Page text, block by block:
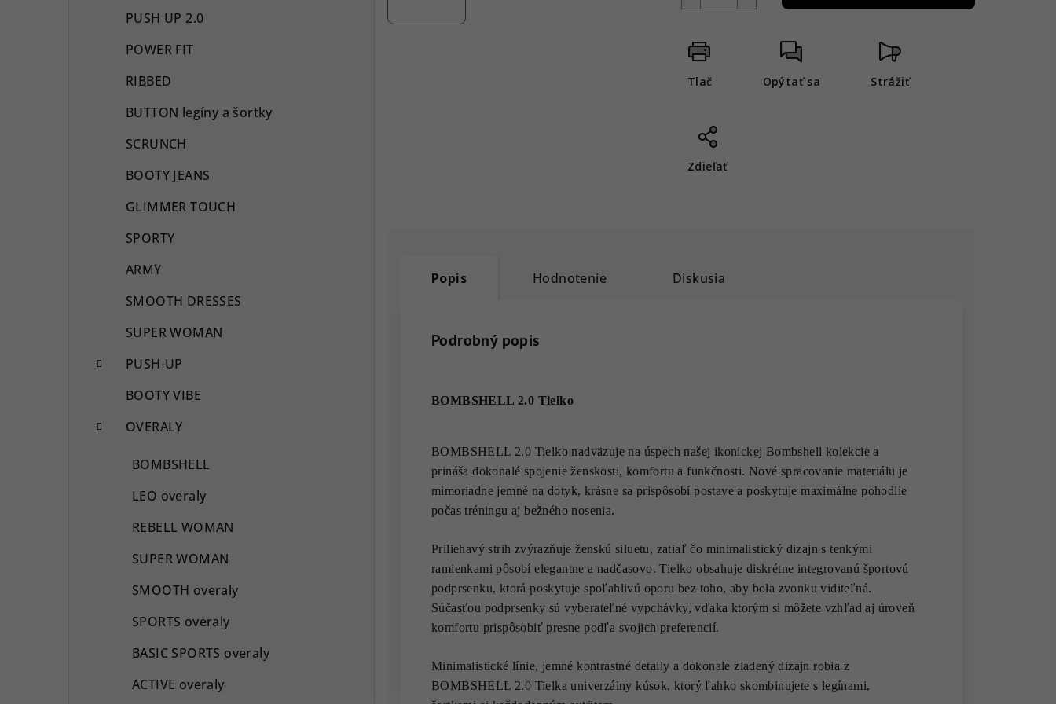
PUSH UP 2.0
POWER FIT
RIBBED
BUTTON legíny a šortky
SCRUNCH
BOOTY JEANS
GLIMMER TOUCH
SPORTY
ARMY
SMOOTH DRESSES
SUPER WOMAN
PUSH-UP
BOOTY VIBE
OVERALY
BOMBSHELL
LEO overaly
REBELL WOMAN
SUPER WOMAN
SMOOTH overaly
SPORTS overaly
BASIC SPORTS overaly
ACTIVE overaly
Tlač Opýtať sa Strážiť
Zdieľať
Popis Hodnotenie Diskusia
Podrobný popis
BOMBSHELL 2.0 Tielko
BOMBSHELL 2.0 Tielko nadväzuje na úspech našej ikonickej Bombshell kolekcie a
prináša dokonalé spojenie ženskosti, komfortu a funkčnosti. Nové spracovanie materiálu je
mimoriadne jemné na dotyk, krásne sa prispôsobí postave a poskytuje maximálne pohodlie
počas tréningu aj bežného nosenia.
Priliehavý strih zvýrazňuje ženskú siluetu, zatiaľ čo minimalistický dizajn s tenkými
ramienkami pôsobí elegantne a nadčasovo. Tielko obsahuje diskrétne integrovanú športovú
podprsenku, ktorá poskytuje spoľahlivú oporu bez toho, aby bola zvonku viditeľná.
Súčasťou podprsenky sú vyberateľné vypchávky, vďaka ktorým si môžete vzhľad aj úroveň
komfortu prispôsobiť presne podľa svojich preferencií.
Minimalistické línie, jemné kontrastné detaily a dokonale zladený dizajn robia z
BOMBSHELL 2.0 Tielka univerzálny kúsok, ktorý ľahko skombinujete s legínami,